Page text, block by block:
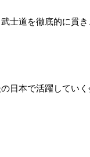
士道を徹底的に貫
日本で活躍してい